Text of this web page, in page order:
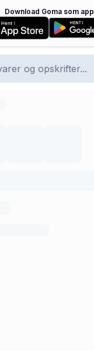
Download Goma som app